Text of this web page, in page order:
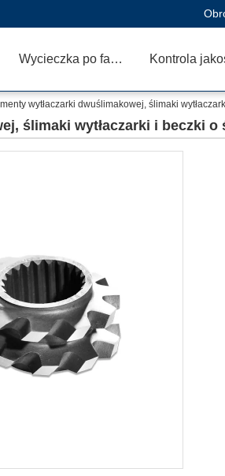
Wycieczka po fabryce Kontrola
wytłaczarki dwuślimakowej, ślimaki
ślimaki wytłaczarki i beczki o